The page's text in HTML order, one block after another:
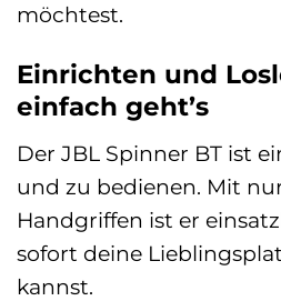
möchtest.
Einrichten und
einfach geht’s
Der JBL Spinner BT ist
und zu bedienen. Mit
Handgriffen ist er
sofort deine
kannst.